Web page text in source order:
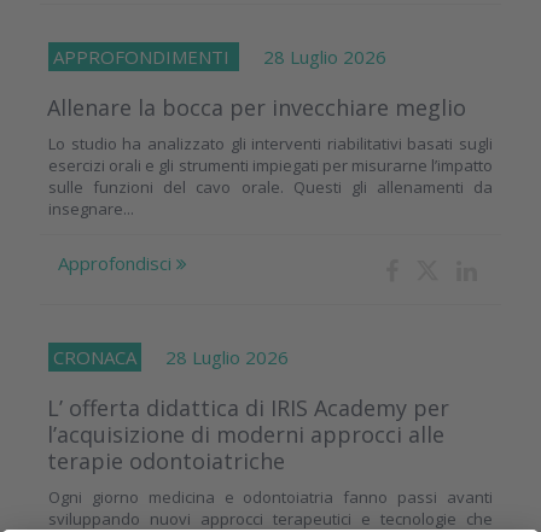
APPROFONDIMENTI 28 Luglio 2026
Allenare la bocca per invecchiare meglio
Lo studio ha analizzato gli interventi riabilitativi basati sugli
esercizi orali e gli strumenti impiegati per misurarne l’impatto
sulle funzioni del cavo orale. Questi gli allenamenti da
insegnare...
Approfondisci
CRONACA 28 Luglio 2026
L’ offerta didattica di IRIS Academy per
l’acquisizione di moderni approcci alle
terapie odontoiatriche
Ogni giorno medicina e odontoiatria fanno passi avanti
sviluppando nuovi approcci terapeutici e tecnologie che